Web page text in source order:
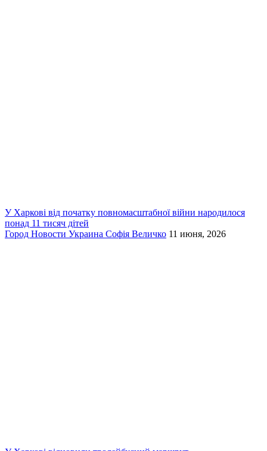
У Харкові від початку повномасштабної війни народилося
понад 11 тисяч дітей
Город Новости Украина Софія Величко 11 июня, 2026